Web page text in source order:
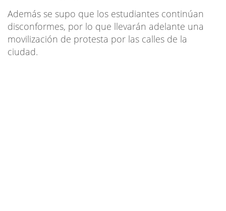
Además se supo que los estudiantes continúan
disconformes, por lo que llevarán adelante una
movilización de protesta por las calles de la
ciudad.